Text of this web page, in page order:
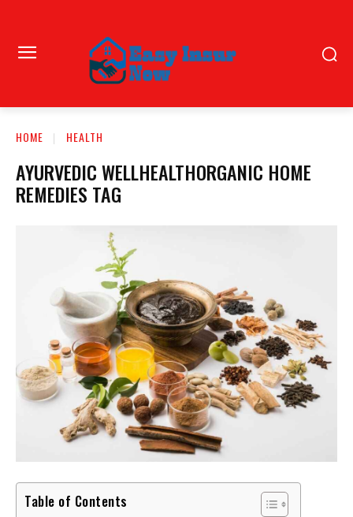
HOME HEALTH
AYURVEDIC WELLHEALTHORGANIC HOME
REMEDIES TAG
Table of Contents